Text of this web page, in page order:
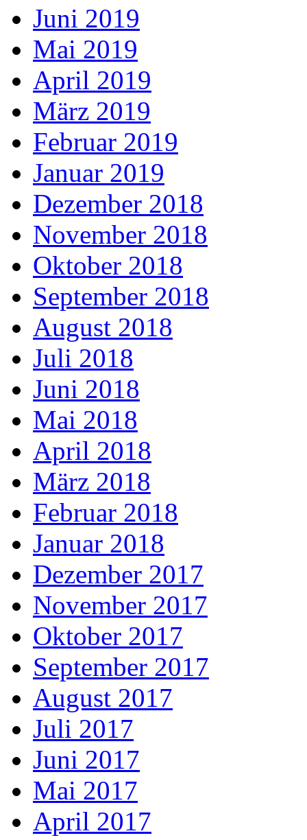
Juni 2019
Mai 2019
April 2019
März 2019
Februar 2019
Januar 2019
Dezember 2018
November 2018
Oktober 2018
September 2018
August 2018
Juli 2018
Juni 2018
Mai 2018
April 2018
März 2018
Februar 2018
Januar 2018
Dezember 2017
November 2017
Oktober 2017
September 2017
August 2017
Juli 2017
Juni 2017
Mai 2017
April 2017